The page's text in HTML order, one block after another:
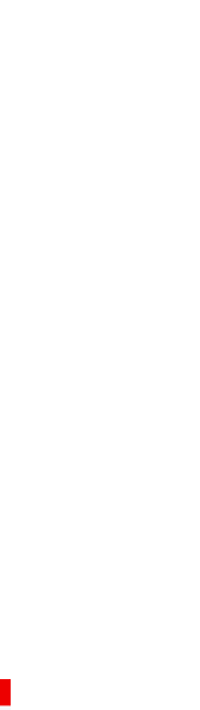
Kliknite na željeni
vest.